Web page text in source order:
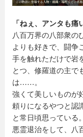
「ねぇ、アンタも痛
八百万界の八部衆の
よりも好きで、闘争
手を触れただけで岩
とつ、修羅道の主で
は……。
強くて美しいものが
頼りになるやつと認
と常日頃思っている。
悪霊退治をして、八